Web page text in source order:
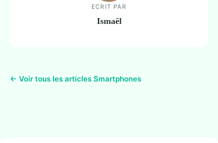
ECRIT PAR
Ismaël
← Voir tous les articles Smartphones